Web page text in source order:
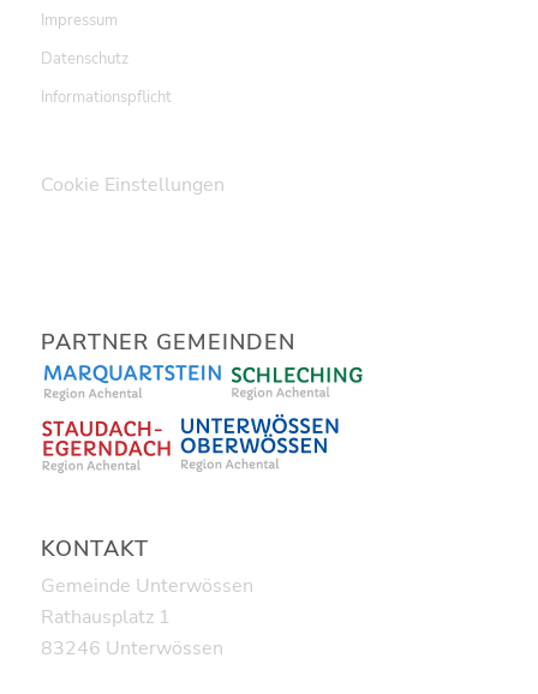
Impressum
Datenschutz
Informationspflicht
Cookie Einstellungen
PARTNER GEMEINDEN
KONTAKT
Gemeinde Unterwössen
Rathausplatz 1
83246 Unterwössen